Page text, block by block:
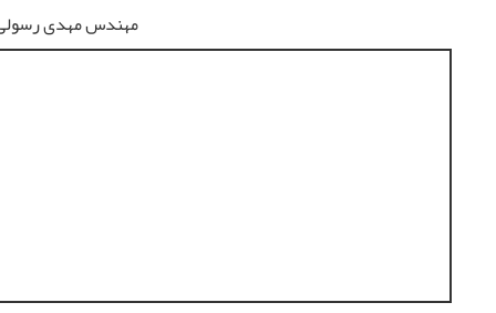
مهندس مهدی